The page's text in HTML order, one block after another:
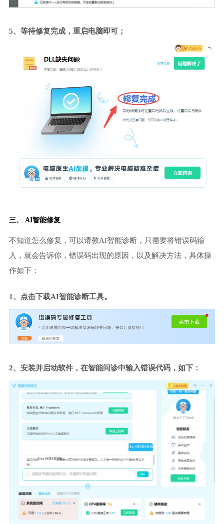
5、等待修复完成，重启电脑即可；
三、 AI智能修复
不知道怎么修复，可以请教AI智能诊断，只需要将错误码输
入，就会告诉你，错误码出现的原因，以及解决方法，具体操
作如下：
1、点击下载AI智能诊断工具。
2、安装并启动软件，在智能问诊中输入错误代码，如下：
0xc0000006
0xc0000006